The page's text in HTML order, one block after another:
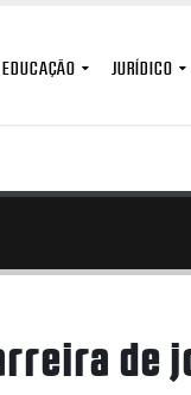
EDUCAÇÃO JURÍDICO
de